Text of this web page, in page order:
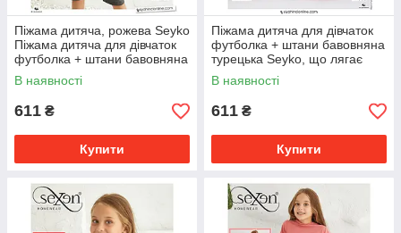
Піжама дитяча, рожева Seyko
Піжама дитяча для дівчаток
футболка + штани бавовняна
турецька 88042 К
В наявності
611 ₴
Купити
Піжама дитяча для дівчаток
футболка + штани бавовняна
турецька Seyko, що лягає
дитяча рожева 7030 К
В наявності
611 ₴
Купити